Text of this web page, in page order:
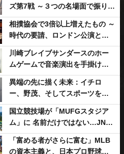
ズ第7戦 ～３つの名場面で振り返
る～
相撲協会で3倍以上増えたもの ～
時代の要請、ロンドン公演と古
式大相撲
川崎ブレイブサンダースのホー
ムゲームで音楽演出を手掛ける
スチャダラパーが川崎新！アリ
ーナシティ・プロジェクトを語
る 「楽しみでしかないでしょ。
川崎は、ずっと成長曲線だか
ら」
異端の先に描く未来：イチロ
ー、野茂、そしてスポーツを支
える科学界の挑戦
国立競技場が「MUFGスタジア
ム」に 名前だけではない…JNSE
とMUFGが“共創”し描く地域活
性化・社会価値創造の近未来図
「富める者がさらに富む」MLB
の資本主義と、日本プロ野球が